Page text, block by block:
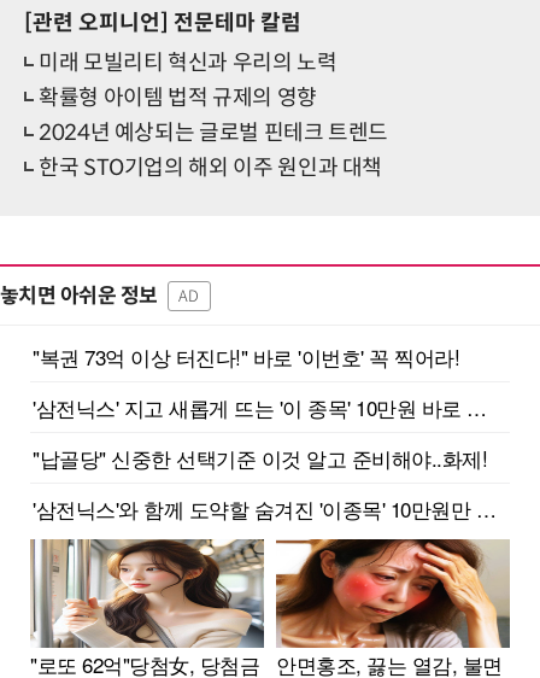
[관련 오피니언] 전문테마 칼럼
미래 모빌리티 혁신과 우리의 노력
확률형 아이템 법적 규제의 영향
2024년 예상되는 글로벌 핀테크 트렌드
한국 STO기업의 해외 이주 원인과 대책
놓치면 아쉬운 정보 AD